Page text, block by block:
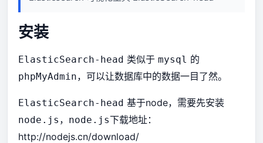
安装
ElasticSearch-head 类似于 mysql 的
phpMyAdmin，可以让数据库中的数据一目了然。
ElasticSearch-head 基于node，需要先安装
node.js ， node.js下载地址：
http://nodejs.cn/download/